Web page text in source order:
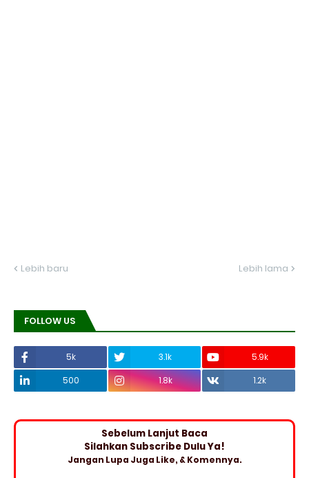
Lebih baru Lebih lama
FOLLOW US
5k 3.1k
5.9k
500
1.8k 1.2k
Sebelum Lanjut Baca
Silahkan Subscribe Dulu Ya!
Jangan Lupa Juga Like, & Komennya.